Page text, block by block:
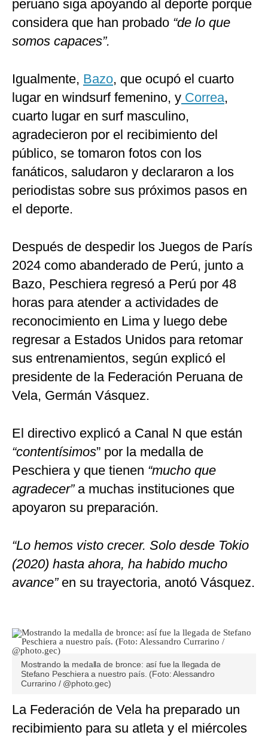
peruano siga apoyando al deporte porque
considera que han probado “de lo que
somos capaces”.
Igualmente, Bazo, que ocupó el cuarto
lugar en windsurf femenino, y Correa,
cuarto lugar en surf masculino,
agradecieron por el recibimiento del
público, se tomaron fotos con los
fanáticos, saludaron y declararon a los
periodistas sobre sus próximos pasos en
el deporte.
Después de despedir los Juegos de París
2024 como abanderado de Perú, junto a
Bazo, Peschiera regresó a Perú por 48
horas para atender a actividades de
reconocimiento en Lima y luego debe
regresar a Estados Unidos para retomar
sus entrenamientos, según explicó el
presidente de la Federación Peruana de
Vela, Germán Vásquez.
El directivo explicó a Canal N que están
“contentísimos” por la medalla de
Peschiera y que tienen “mucho que
agradecer”a muchas instituciones que
apoyaron su preparación.
“Lo hemos visto crecer. Solo desde Tokio
(2020) hasta ahora, ha habido mucho
avance” en su trayectoria, anotó Vásquez.
Mostrando la medalla de bronce: así fue la llegada de
Stefano Peschiera a nuestro país. (Foto: Alessandro
Currarino / @photo.gec)
La Federación de Vela ha preparado un
recibimiento para su atleta y el miércoles